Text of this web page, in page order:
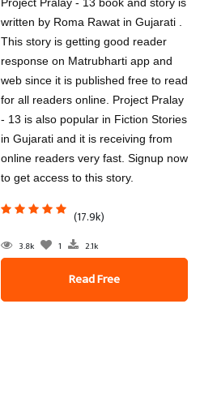
written by Roma Rawat in Gujarati .
This story is getting good reader
response on Matrubharti app and
web since it is published free to read
for all readers online. Project Pralay
- 13 is also popular in Fiction Stories
in Gujarati and it is receiving from
online readers very fast. Signup now
to get access to this story.
(17.9k)
3.8k 1 2.1k
Read Free